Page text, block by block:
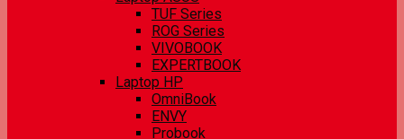
TUF Series
ROG Series
VIVOBOOK
EXPERTBOOK
Laptop HP
OmniBook
ENVY
Probook